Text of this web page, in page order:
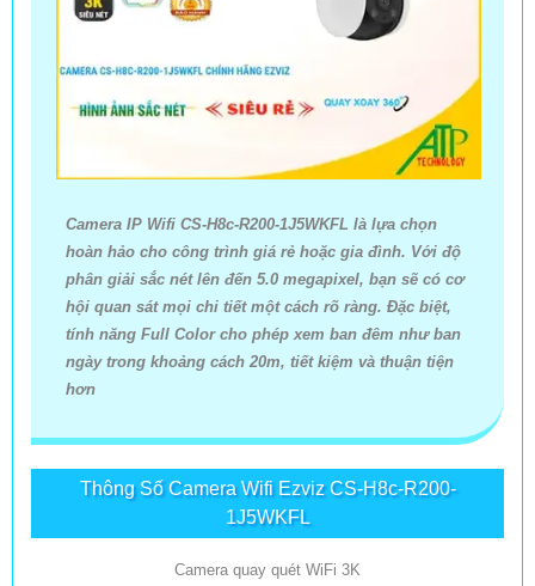
Camera IP Wifi CS-H8c-R200-1J5WKFL là lựa chọn
hoàn hảo cho công trình giá rẻ hoặc gia đình. Với độ
phân giải sắc nét lên đến 5.0 megapixel, bạn sẽ có cơ
hội quan sát mọi chi tiết một cách rõ ràng. Đặc biệt,
tính năng Full Color cho phép xem ban đêm như ban
ngày trong khoảng cách 20m, tiết kiệm và thuận tiện
hơn
Thông Số Camera Wifi Ezviz CS-H8c-R200-
1J5WKFL
Camera quay quét WiFi 3K